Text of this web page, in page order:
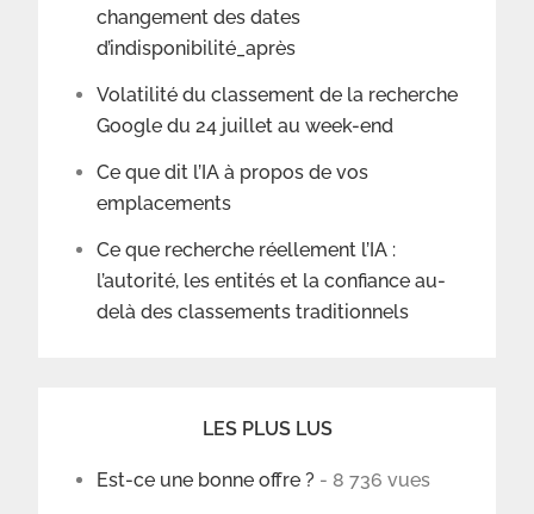
changement des dates
d’indisponibilité_après
Volatilité du classement de la recherche
Google du 24 juillet au week-end
Ce que dit l’IA à propos de vos
emplacements
Ce que recherche réellement l’IA :
l’autorité, les entités et la confiance au-
delà des classements traditionnels
LES PLUS LUS
Est-ce une bonne offre ? - 8 736 vues